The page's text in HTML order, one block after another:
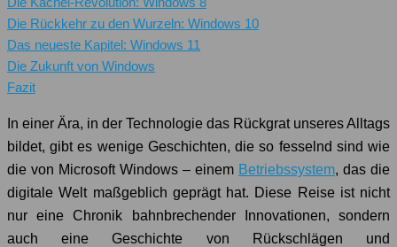
Die Rückkehr zu den Wurzeln: Windows 10
Das neueste Kapitel: Windows 11
Die Zukunft von Windows
Fazit
In einer Ära, in der Technologie das Rückgrat unseres Alltags
bildet, gibt es wenige Geschichten, die so fesselnd sind wie
die von Microsoft Windows – einem Betriebssystem, das die
digitale Welt maßgeblich geprägt hat. Diese Reise ist nicht
nur eine Chronik bahnbrechender Innovationen, sondern
auch eine Geschichte von Rückschlägen und